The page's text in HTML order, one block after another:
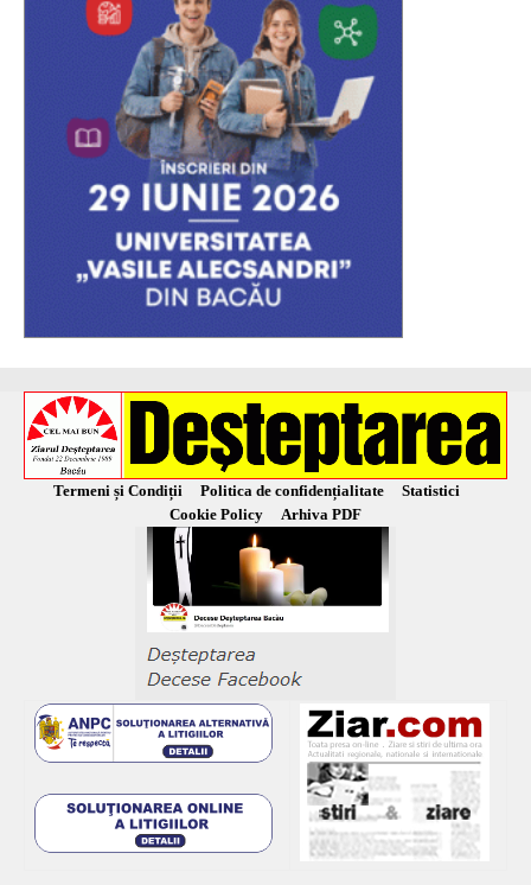
Termeni și Condiții Politica de confidențialitate
Statistici
Cookie Policy
Arhiva PDF